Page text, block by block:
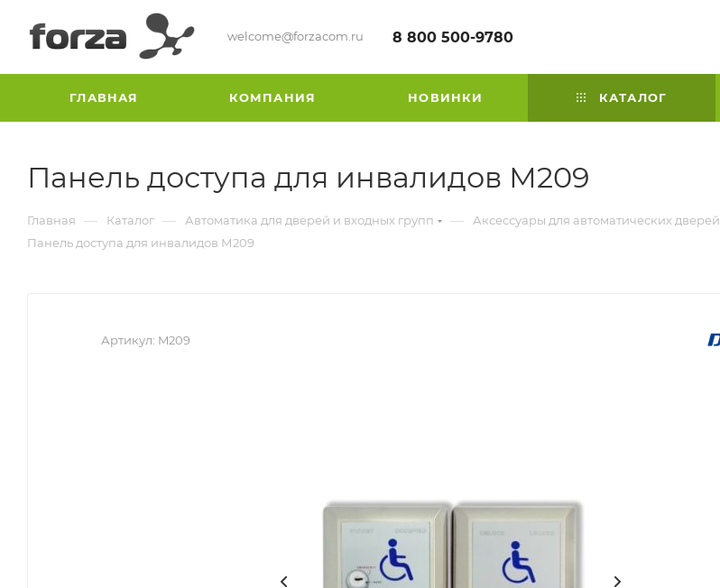
welcome@forzacom.ru 8 800 500-9780
ГЛАВНАЯ КОМПАНИЯ НОВИНКИ КАТАЛОГ
Панель доступа для инвалидов М209
Главная — Каталог — Автоматика для дверей и входных групп — Аксессуары для автоматических дверей
Панель доступа для инвалидов М209
Артикул: M209